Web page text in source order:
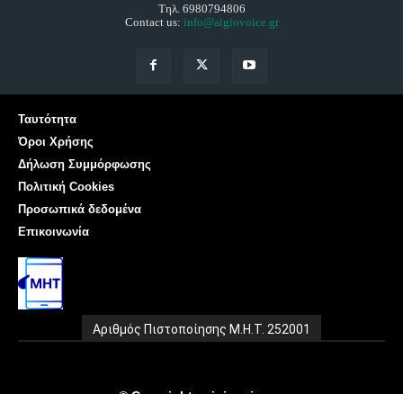
Τηλ. 6980794806
Contact us: info@aigiovoice.gr
Ταυτότητα
Όροι Χρήσης
Δήλωση Συμμόρφωσης
Πολιτική Cookies
Προσωπικά δεδομένα
Επικοινωνία
Αριθμός Πιστοποίησης Μ.Η.Τ. 252001